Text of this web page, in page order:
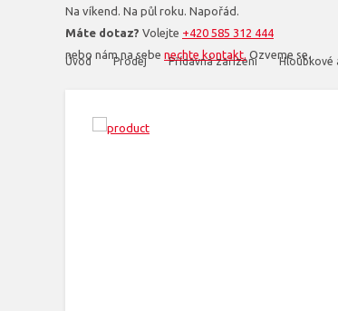
Na víkend. Na půl roku. Napořád.
Máte dotaz? Volejte +420 585 312 444
nebo nám na sebe nechte kontakt. Ozveme se.
Úvod Prodej Přídavná zařízení Hloubkové